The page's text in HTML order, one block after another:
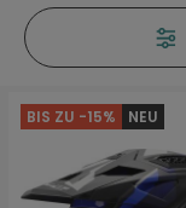
BIS ZU -15% NEU